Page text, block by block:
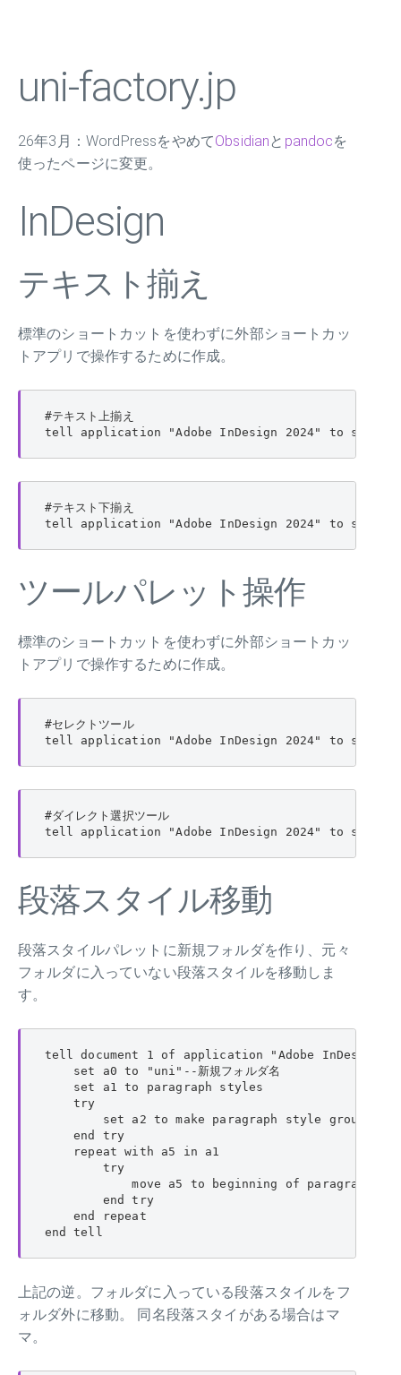
uni-factory.jp
26年3月：WordPressをやめてObsidian と pandocを
使ったページに変更。
InDesign
テキスト揃え
標準のショートカットを使わずに外部ショートカッ
トアプリで操作するために作成。
#テキスト上揃え
tell application "Adobe InDesign 2024" to set
#テキスト下揃え
tell application "Adobe InDesign 2024" to set
ツールパレット操作
標準のショートカットを使わずに外部ショートカッ
トアプリで操作するために作成。
#セレクトツール
tell application "Adobe InDesign 2024" to set
#ダイレクト選択ツール
tell application "Adobe InDesign 2024" to set
段落スタイル移動
段落スタイルパレットに新規フォルダを作り、元々
フォルダに入っていない段落スタイルを移動しま
す。
tell document 1 of application "Adobe InDesign
    set a0 to "uni"--新規フォルダ名
    set a1 to paragraph styles
    try
set a2 to make paragraph style group
    end try
    repeat with a5 in a1
        try
move a5 to beginning of paragraph
        end try
    end repeat
end tell
上記の逆。フォルダに入っている段落スタイルをフ
ォルダ外に移動。 同名段落スタイがある場合はマ
マ。